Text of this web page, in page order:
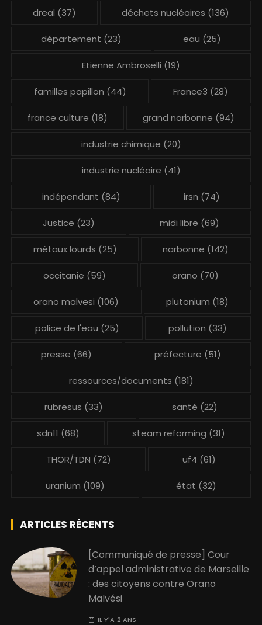
dreal (37) déchets nucléaires (136)
département (23) eau (25)
Etienne Ambroselli (19)
familles papillon (44) France3 (28)
france culture (18) grand narbonne (94)
industrie chimique (20)
industrie nucléaire (41)
indépendant (84) irsn (74)
Justice (23) midi libre (69)
métaux lourds (25) narbonne (142)
occitanie (59) orano (70)
orano malvesi (106) plutonium (18)
police de l'eau (25) pollution (33)
presse (66) préfecture (51)
ressources/documents (181)
rubresus (33) santé (22)
sdn11 (68) steam reforming (31)
THOR/TDN (72) uf4 (61)
uranium (109) état (32)
ARTICLES RÉCENTS
[Communiqué de presse] Cour
d’appel administrative de Marseille
: des citoyens contre Orano
Malvési
IL Y'A 2 ANS